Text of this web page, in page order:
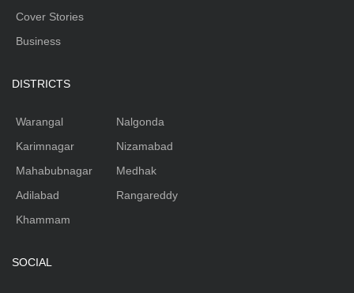
Cover Stories
Business
DISTRICTS
Warangal
Karimnagar
Mahabubnagar
Adilabad
Khammam
Nalgonda
Nizamabad
Medhak
Rangareddy
SOCIAL